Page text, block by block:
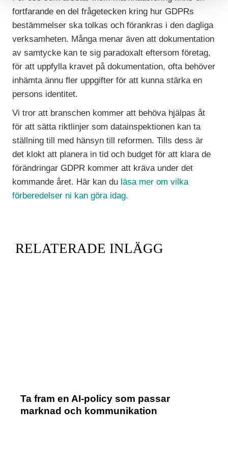
fortfarande en del frågetecken kring hur GDPRs
bestämmelser ska tolkas och förankras i den dagliga
verksamheten. Många menar även att dokumentation
av samtycke kan te sig paradoxalt eftersom företag,
för att uppfylla kravet på dokumentation, ofta behöver
inhämta ännu fler uppgifter för att kunna stärka en
persons identitet.
Vi tror att branschen kommer att behöva hjälpas åt
för att sätta riktlinjer som datainspektionen kan ta
ställning till med hänsyn till reformen. Tills dess är
det klokt att planera in tid och budget för att klara de
förändringar GDPR kommer att kräva under det
kommande året. Här kan du läsa mer om vilka
förberedelser ni kan göra idag.
RELATERADE INLÄGG
Ta fram en AI-policy som passar
marknad och kommunikation